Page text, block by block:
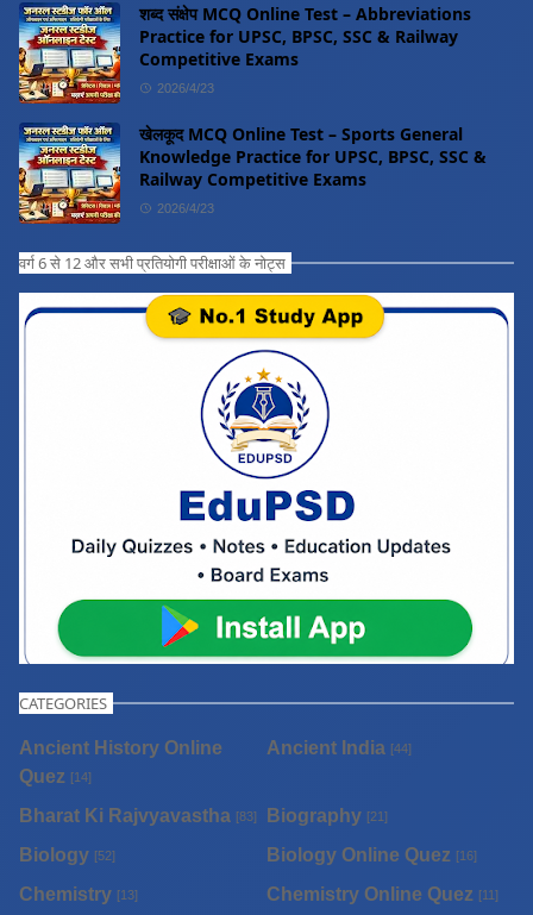
शब्द संक्षेप MCQ Online Test – Abbreviations
Practice for UPSC, BPSC, SSC & Railway
Competitive Exams
2026/4/23
खेलकूद MCQ Online Test – Sports General
Knowledge Practice for UPSC, BPSC, SSC &
Railway Competitive Exams
2026/4/23
वर्ग 6 से 12 और सभी प्रतियोगी परीक्षाओं के नोट्स
CATEGORIES
Ancient History Online
Quez [14]
Ancient India [44]
Bharat Ki Rajvyavastha [83] Biography [21]
Biology [52] Biology Online Quez [16]
Chemistry [13] Chemistry Online Quez [11]